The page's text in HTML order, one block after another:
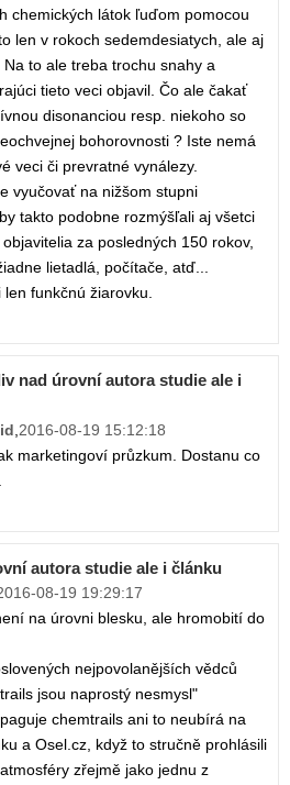
chemických látok ľuďom pomocou
len v rokoch sedemdesiatych, ale aj
to ale treba trochu snahy a
tieto veci objavil. Čo ale čakať
disonanciou resp. niekoho so
bohorovnosti ? Iste nemá
veci či prevratné vynálezy.
vyučovať na nižšom stupni
takto podobne rozmýšľali aj všetci
za posledných 150 rokov,
lietadlá, počítače, atď...
funkčnú žiarovku.
nad úrovní autora studie ale i
,2016-08-19 15:12:18
marketingoví průzkum. Dostanu co
autora studie ale i článku
08-19 19:29:17
na úrovni blesku, ale hromobití do
nejpovolanějších vědců
jsou naprostý nesmysl"
chemtrails ani to neubírá na
a Osel.cz, když to stručně prohlásili
zřejmě jako jednu z